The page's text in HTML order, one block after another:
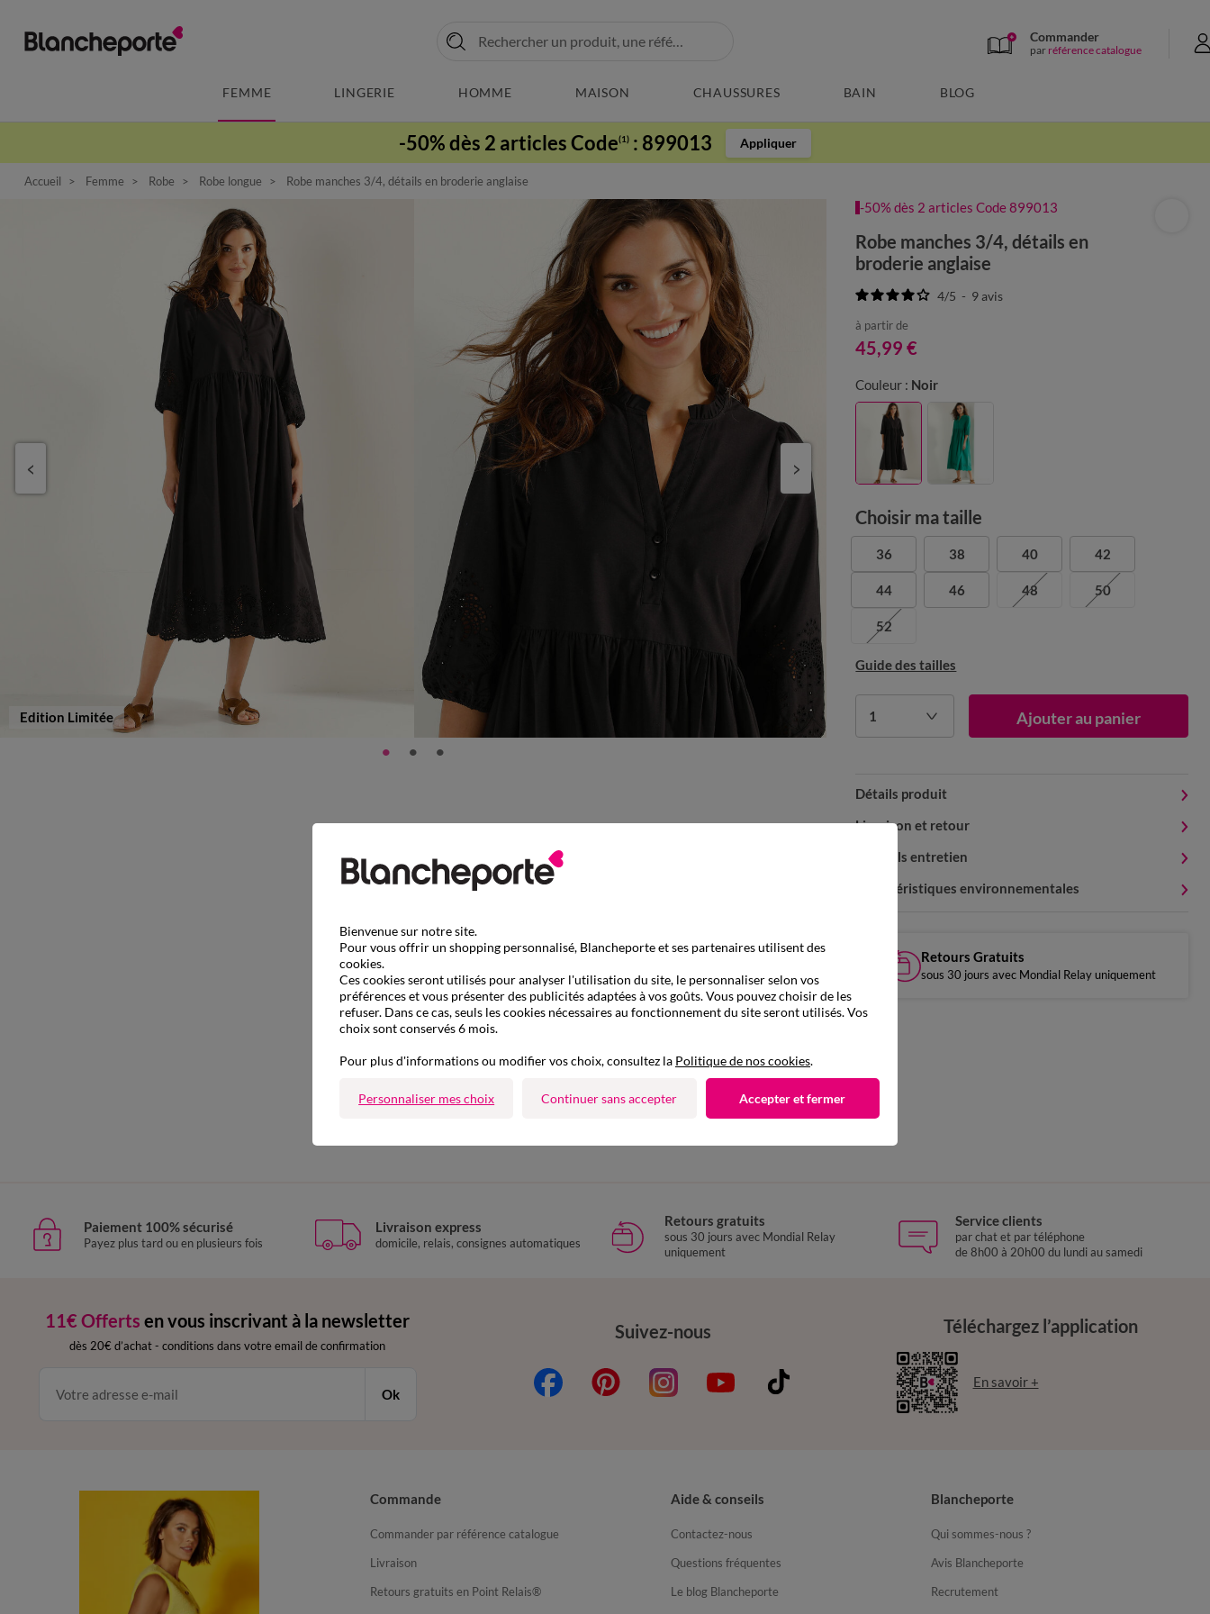
Commander
par référence catalogue
FEMME LINGERIE HOMME MAISON CHAUSSURES BAIN BLOG
-50% dès 2 articles Code(1) : 899013 Appliquer
Accueil Femme Robe Robe longue Robe manches 3/4, détails en broderie anglaise
Edition Limitée
-50% dès 2 articles Code 899013
Robe manches 3/4, détails en
broderie anglaise
4/5 - 9avis
à partir de
45,99 €
Couleur : Noir
Choisir ma taille
36 38 40 42
44 46 48 50
52
Guide des tailles
1 Ajouter au panier
Détails produit
Livraison et retour
Conseils entretien
Caractéristiques environnementales
Retours Gratuits
sous 30 jours avec Mondial Relay uniquement
D'autres idées de Robe longue
Paiement 100% sécurisé
Payez plus tard ou en plusieurs fois
Livraison express
domicile, relais, consignes automatiques
Retours gratuits
sous 30 jours avec Mondial Relay
uniquement
Service clients
par chat et par téléphone
de 8h00 à 20h00 du lundi au samedi
11€ Offerts en vous inscrivant à la newsletter
dès 20€ d’achat - conditions dans votre email de confirmation
Ok
Suivez-nous Téléchargez l’application
En savoir +
Commande
Commander par référence catalogue
Livraison
Retours gratuits en Point Relais®
Aide & conseils
Contactez-nous
Questions fréquentes
Le blog Blancheporte
Blancheporte
Qui sommes-nous ?
Avis Blancheporte
Recrutement
Bienvenue sur notre site.
Pour vous offrir un shopping personnalisé, Blancheporte et ses partenaires utilisent des
cookies.
Ces cookies seront utilisés pour analyser l'utilisation du site, le personnaliser selon vos
préférences et vous présenter des publicités adaptées à vos goûts. Vous pouvez choisir de les
refuser. Dans ce cas, seuls les cookies nécessaires au fonctionnement du site seront utilisés. Vos
choix sont conservés 6 mois.
Pour plus d'informations ou modifier vos choix, consultez la Politique de nos cookies.
Personnaliser mes choix Continuer sans accepter Accepter et fermer